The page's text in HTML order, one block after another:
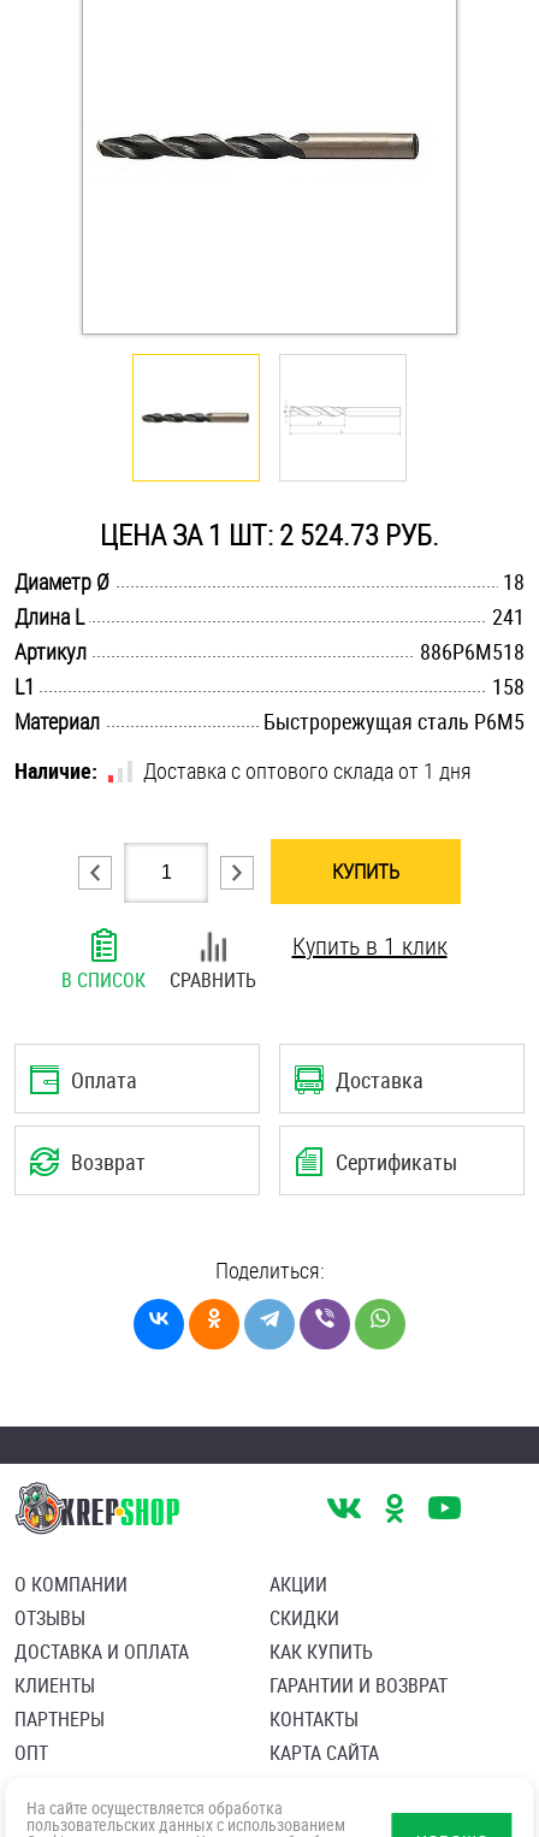
Саморезы и шурупы
Стопорные кольца
Такелаж
Хомуты
Шпильки
Шплинты
Штифты и пальцы
ЦЕНА ЗА 1 ШТ: 2 524.73 РУБ.
Диаметр Ø
18
Длина L
241
Артикул
886Р6М518
L1
158
Материал
Быстрорежущая сталь Р6М5
Наличие:
Доставка с оптового склада от 1 дня
КУПИТЬ
В СПИСОК СРАВНИТЬ
Купить в 1 клик
Оплата Доставка
Возврат Сертификаты
Поделиться:
О КОМПАНИИ
ОТЗЫВЫ
ДОСТАВКА И ОПЛАТА
КЛИЕНТЫ
ПАРТНЕРЫ
ОПТ
АКЦИИ
СКИДКИ
КАК КУПИТЬ
ГАРАНТИИ И ВОЗВРАТ
КОНТАКТЫ
КАРТА САЙТА
Политика в отношении обработки персональных данных
Согласие посетителя сайта на обработку персональных данны
На сайте осуществляется обработка
пользовательских данных с использованием